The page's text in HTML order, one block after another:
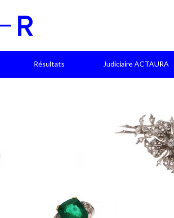
Résultats Judiciaire ACTAURA